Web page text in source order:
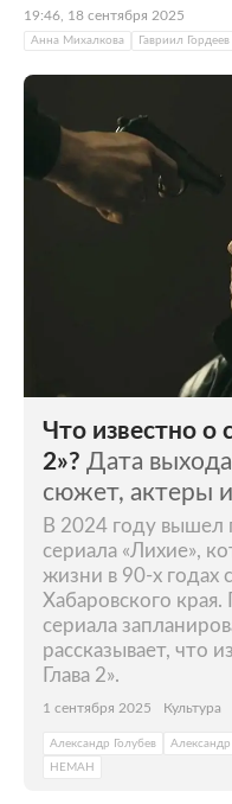
19:46, 18 сентября 2025
Анна Михалкова Гавриил Гордеев
Что известно о
2»? Дата выхода
сюжет, актеры
В 2024 году вышел
сериала «Лихие»,
жизни в 90-х годах
Хабаровского
сериала
рассказывает, что
Глава 2».
1 сентября 2025 Культура
Александр Голубев
НЕМАН